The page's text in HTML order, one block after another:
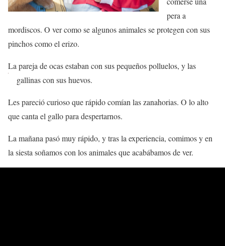
pera a
mordiscos. O ver como se algunos animales se protegen con sus
pinchos como el erizo.
La pareja de ocas estaban con sus pequeños polluelos, y las
gallinas con sus huevos.
Les pareció curioso que rápido comían las zanahorias. O lo alto
que canta el gallo para despertarnos.
La mañana pasó muy rápido, y tras la experiencia, comimos y en
la siesta soñamos con los animales que acabábamos de ver.